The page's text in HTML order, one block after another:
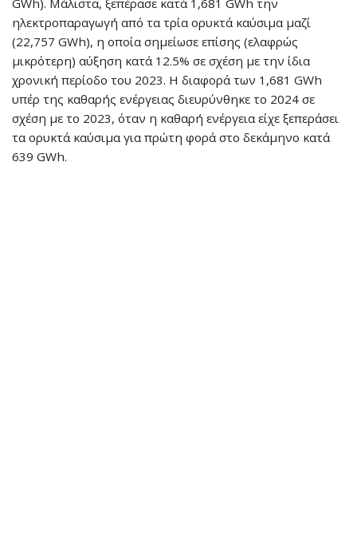
ηλεκτροπαραγωγή από τα τρία ορυκτά καύσιμα μαζί
(22,757 GWh), η οποία σημείωσε επίσης (ελαφρώς
μικρότερη) αύξηση κατά 12.5% σε σχέση με την ίδια
χρονική περίοδο του 2023. Η διαφορά των 1,681 GWh
υπέρ της καθαρής ενέργειας διευρύνθηκε το 2024 σε
σχέση με το 2023, όταν η καθαρή ενέργεια είχε ξεπεράσει
τα ορυκτά καύσιμα για πρώτη φορά στο δεκάμηνο κατά
639 GWh.